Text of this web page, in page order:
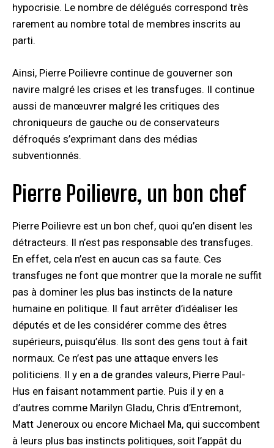
hypocrisie. Le nombre de délégués correspond très
rarement au nombre total de membres inscrits au
parti.
Ainsi, Pierre Poilievre continue de gouverner son
navire malgré les crises et les transfuges. Il continue
aussi de manœuvrer malgré les critiques des
chroniqueurs de gauche ou de conservateurs
défroqués s’exprimant dans des médias
subventionnés.
Pierre Poilievre, un bon chef
Pierre Poilievre est un bon chef, quoi qu’en disent les
détracteurs. Il n’est pas responsable des transfuges.
En effet, cela n’est en aucun cas sa faute. Ces
transfuges ne font que montrer que la morale ne suffit
pas à dominer les plus bas instincts de la nature
humaine en politique. Il faut arrêter d’idéaliser les
députés et de les considérer comme des êtres
supérieurs, puisqu’élus. Ils sont des gens tout à fait
normaux. Ce n’est pas une attaque envers les
politiciens. Il y en a de grandes valeurs, Pierre Paul-
Hus en faisant notamment partie. Puis il y en a
d’autres comme Marilyn Gladu, Chris d’Entremont,
Matt Jeneroux ou encore Michael Ma, qui succombent
à leurs plus bas instincts politiques, soit l’appât du